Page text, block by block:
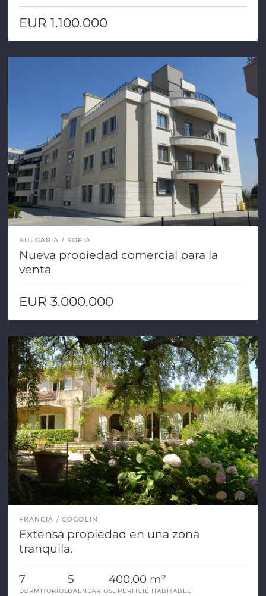
EUR 1.100.000
BULGARIA SOFIA
Nueva propiedad comercial para la
venta
EUR 3.000.000
FRANCIA COGOLIN
Extensa propiedad en una zona
tranquila.
7
DORMITORIOS
5
BALNEARIO
400,00 m²
SUPERFICIE HABITABLE